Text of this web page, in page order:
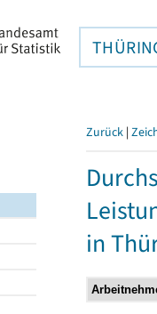
Zurück |
in